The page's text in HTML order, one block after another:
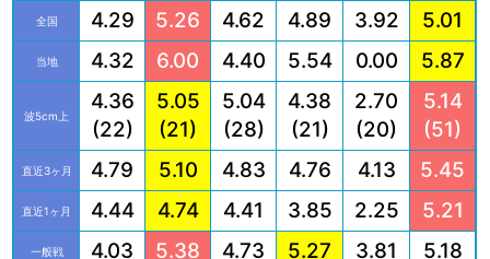
全国 4.29 5.26 4.62 4.89 3.92 5.01
当地 4.32 6.00 4.40 5.54 0.00 5.87
波5cm上
4.36
(22)
5.05
(21)
5.04
(28)
4.38
(21)
2.70
(20)
5.14
(51)
直近3ヶ月 4.79 5.10 4.83 4.76 4.13 5.45
直近1ヶ月 4.44 4.74 4.41 3.85 2.25 5.21
一般戦 4.03 5.38 4.73 5.27 3.81 5.18